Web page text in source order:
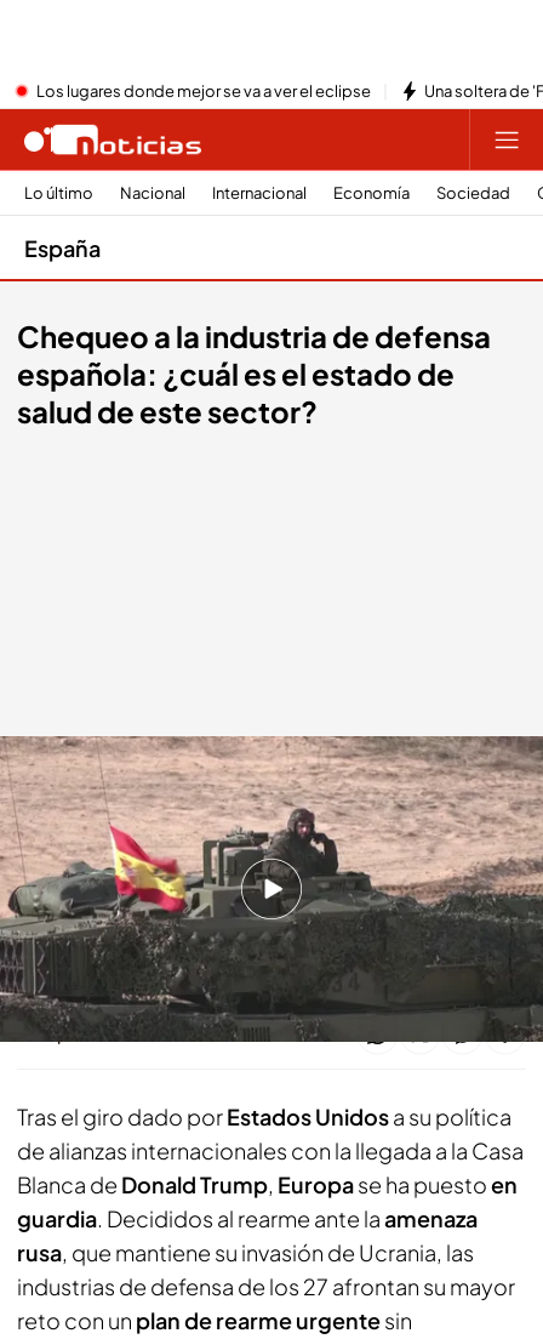
Los lugares donde mejor se va a ver el eclipse Una soltera de
Lo último Nacional Internacional Economía Sociedad
España
Chequeo a la industria de defensa
española: ¿cuál es el estado de
salud de este sector?
Chequeo a la industria de defensa española.Noticias Cuatro
Guillermo G. Gálvez
30 MAR 2025 - 16:28h.
Un sector fragmentado, sin “campeón
nacional”, pero altamente competitivo
Compartir
Tras el giro dado porEstados Unidosa su política
de alianzas internacionales con la llegada a la Casa
Blanca de Donald Trump, Europase ha puestoen
guardia. Decididos al rearme ante laamenaza
rusa, que mantiene su invasión de Ucrania, las
industrias de defensa de los 27 afrontan su mayor
reto con un plan de rearme urgentesin